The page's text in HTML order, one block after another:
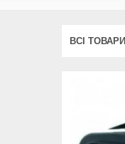
ВСІ ТОВАРИ